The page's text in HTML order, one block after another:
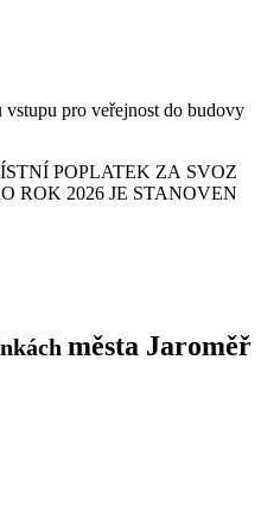
pro veřejnost do budovy
POPLATEK ZA SVOZ
ROK 2026 JE STANOVEN
města Jaroměř